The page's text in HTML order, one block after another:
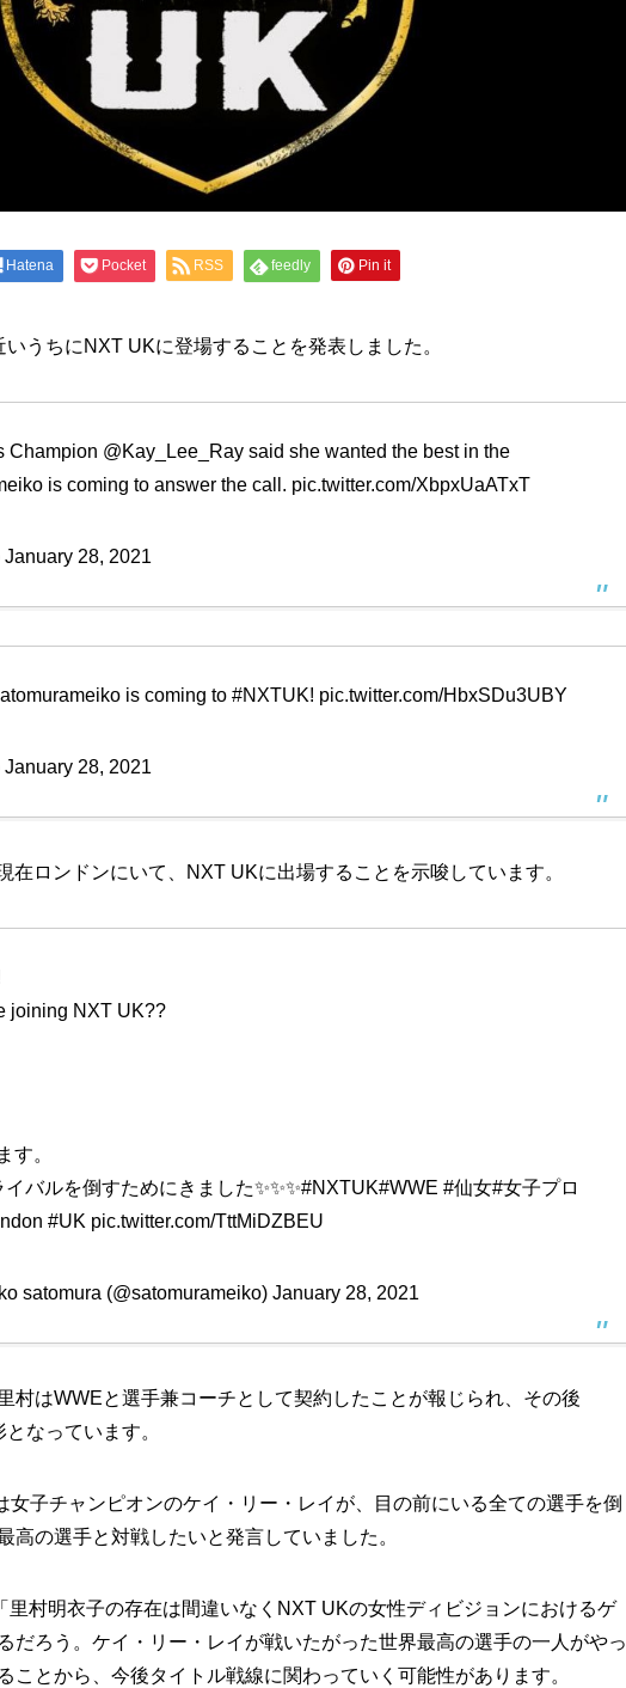
Hatena Pocket RSS feedly Pin it
うちにNXT UKに登場することを発表しました。
Champion @Kay_Lee_Ray said she wanted the best in the
is coming to answer the call. pic.twitter.com/XbpxUaATxT
January 28, 2021
is coming to #NXTUK! pic.twitter.com/HbxSDu3UBY
January 28, 2021
在ロンドンにいて、NXT UKに出場することを示唆しています。
joining NXT UK??
す。
バルを倒すためにきました✨✨✨#NXTUK#WWE #仙女#女子プロ
#UK pic.twitter.com/TttMiDZBEU
satomura (@satomurameiko) January 28, 2021
村はWWEと選手兼コーチとして契約したことが報じられ、その後
なっています。
女子チャンピオンのケイ・リー・レイが、目の前にいる全ての選手を倒
高の選手と対戦したいと発言していました。
里村明衣子の存在は間違いなくNXT UKの女性ディビジョンにおけるゲ
だろう。ケイ・リー・レイが戦いたがった世界最高の選手の一人がやっ
ことから、今後タイトル戦線に関わっていく可能性があります。